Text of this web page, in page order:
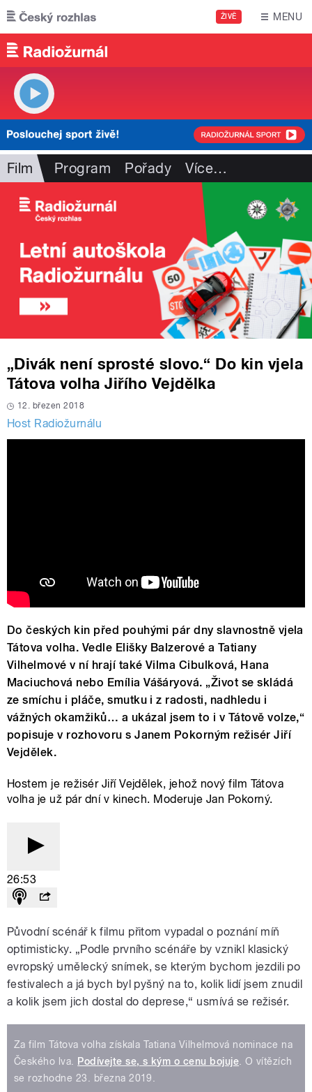
Přejít k hlavnímu obsahu
ŽIVĚ MENU
Film Program Pořady Více…
„Divák není sprosté slovo.“ Do kin vjela
Tátova volha Jiřího Vejdělka
12. březen 2018
Host Radiožurnálu
Do českých kin před pouhými pár dny slavnostně vjela
Tátova volha. Vedle Elišky Balzerové a Tatiany
Vilhelmové v ní hrají také Vilma Cibulková, Hana
Maciuchová nebo Emília Vášáryová. „Život se skládá
ze smíchu i pláče, smutku i z radosti, nadhledu i
vážných okamžiků… a ukázal jsem to i v Tátově volze,“
popisuje v rozhovoru s Janem Pokorným režisér Jiří
Vejdělek.
Hostem je režisér Jiří Vejdělek, jehož nový film Tátova
volha je už pár dní v kinech. Moderuje Jan Pokorný.
26:53
Původní scénář k filmu přitom vypadal o poznání míň
optimisticky. „Podle prvního scénáře by vznikl klasický
evropský umělecký snímek, se kterým bychom jezdili po
festivalech a já bych byl pyšný na to, kolik lidí jsem znudil
a kolik jsem jich dostal do deprese,“ usmívá se režisér.
Za film Tátova volha získala Tatiana Vilhelmová nominace na
Českého lva.
Podívejte se, s kým o cenu bojuje . O vítězích
se rozhodne 23. března 2019.